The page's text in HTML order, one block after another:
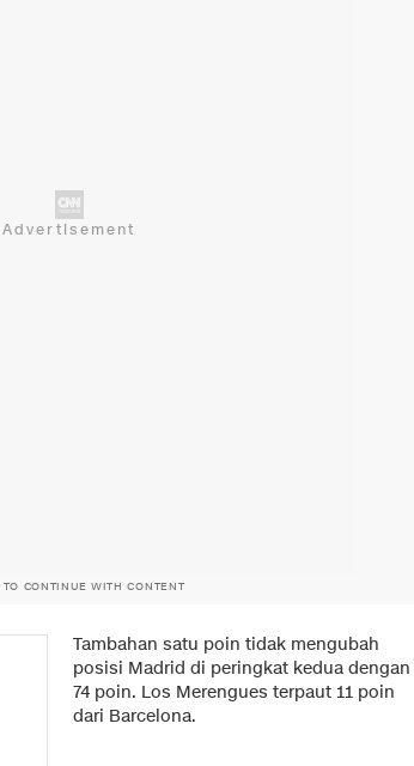
TO CONTINUE WITH CONTENT
Tambahan satu poin tidak mengubah
posisi Madrid di peringkat kedua dengan
74 poin. Los Merengues terpaut 11 poin
dari Barcelona.